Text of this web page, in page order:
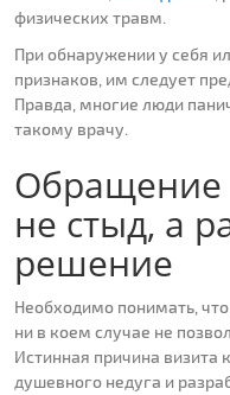
физических травм.
При обнаружении у себя
признаков, им следует
Правда, многие люди
такому врачу.
Обращение
не стыд, а
решение
Необходимо понимать,
ни в коем случае не
Истинная причина визита
душевного недуга и